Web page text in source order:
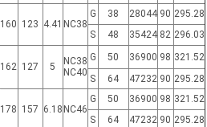
160 123 4.41 NC38
G 38 28044 90 295.28
S
48 35424 82 296.03
162 127 5
NC38
NC40
G 50 36900 98 321.52
S
64 47232 90 295.28
178 157 6.18 NC46
G 50 36900 98 321.52
S
64 47232 90 295.28